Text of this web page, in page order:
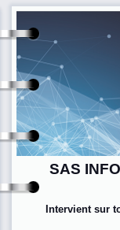
ntervient sur
SAS